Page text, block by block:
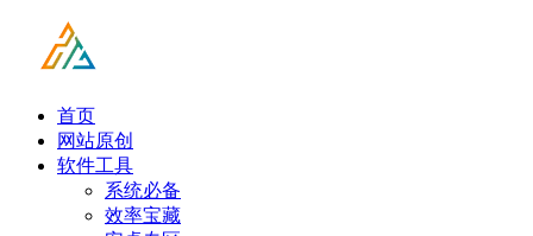
首页
网站原创
软件工具
系统必备
效率宝藏